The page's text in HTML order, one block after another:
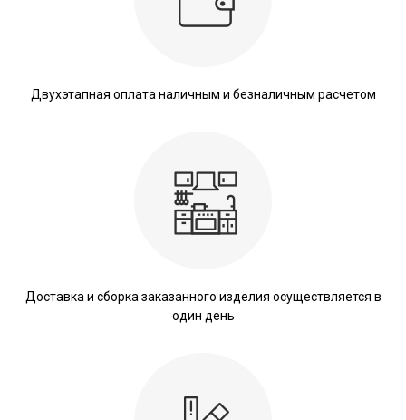
Двухэтапная оплата наличным и безналичным расчетом
Доставка и сборка заказанного изделия осуществляется в
один день